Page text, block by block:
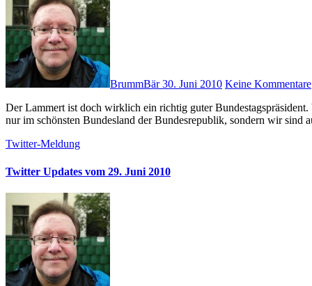
BrummBär30. Juni 2010 Keine Kommentare
Der Lammert ist doch wirklich ein richtig guter Bundestagspräsident. Von solchen Leuten bräuchten wir mehr! #politik # Wir leben nicht
nur im schönsten Bundesland der Bundesrepublik, sondern wir sind
Twitter-Meldung
Twitter Updates vom 29. Juni 2010